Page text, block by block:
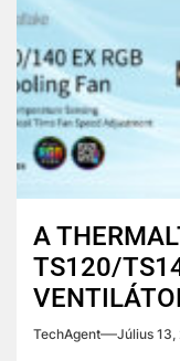
A
TS120/
TechAgent Július 13,